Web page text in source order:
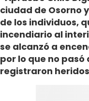
ciudad de Osorno
de los individuos,
incendiario al
se alcanzó a
por lo que no pasó
registraron